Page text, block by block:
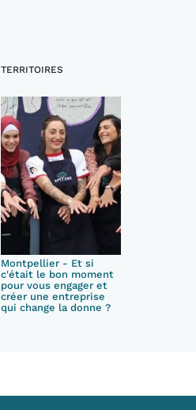
TERRITOIRES
Montpellier - Et si
c'était le bon moment
pour vous engager et
créer une entreprise
qui change la donne ?